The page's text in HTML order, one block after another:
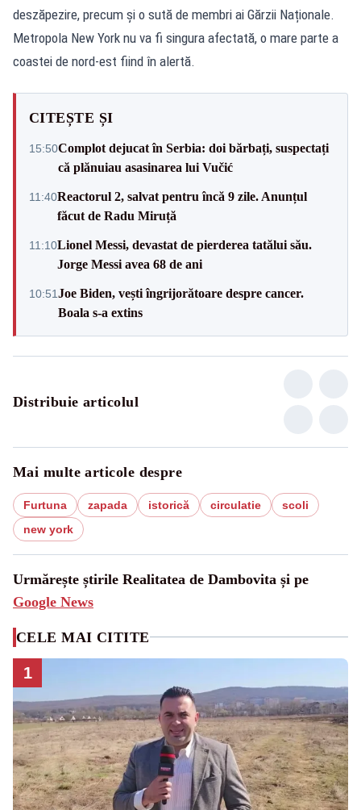
deszăpezire, precum și o sută de membri ai Gărzii Naționale.
Metropola New York nu va fi singura afectată, o mare parte a
coastei de nord-est fiind în alertă.
CITEȘTE ȘI
15:50Complot dejucat în Serbia: doi bărbați, suspectați
că plănuiau asasinarea lui Vučić
11:40Reactorul 2, salvat pentru încă 9 zile. Anunțul
făcut de Radu Miruță
11:10Lionel Messi, devastat de pierderea tatălui său.
Jorge Messi avea 68 de ani
10:51Joe Biden, vești îngrijorătoare despre cancer.
Boala s-a extins
Distribuie articolul
Mai multe articole despre
Furtuna zapada istorică circulatie
scoli
new york
Urmărește știrile Realitatea de Dambovita și pe
Google News
CELE MAI CITITE
1